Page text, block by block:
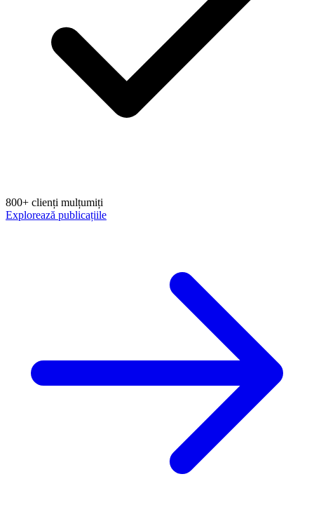
800+ clienți mulțumiți
Explorează publicațiile